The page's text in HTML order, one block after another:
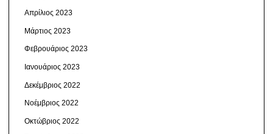
Απρίλιος 2023
Μάρτιος 2023
Φεβρουάριος 2023
Ιανουάριος 2023
Δεκέμβριος 2022
Νοέμβριος 2022
Οκτώβριος 2022